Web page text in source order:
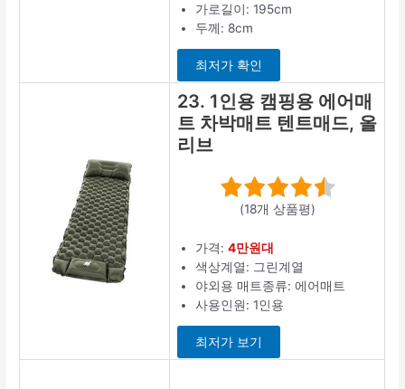
가로길이: 195cm
두께: 8cm
최저가 확인
23. 1인용 캠핑용 에어매
트 차박매트 텐트매드, 올
리브
(18개 상품평)
가격:4만원대
색상계열: 그린계열
야외용 매트종류: 에어매트
사용인원: 1인용
최저가 보기